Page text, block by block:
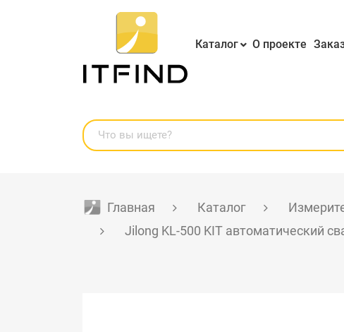
Каталог О проекте
Главная Каталог
Jilong KL-500 KIT автоматический